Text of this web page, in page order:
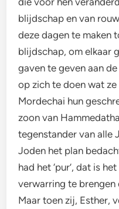
blijdschap en van
deze dagen te maken
blijdschap, om elkaar
gaven te geven aan
op zich te doen wat
Mordechai hun
zoon van
tegenstander van alle
Joden het plan
had het ‘pur’, dat is
verwarring te brengen
Maar toen zij, Esther,